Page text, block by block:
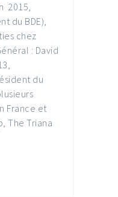
2015,
du BDE),
chez
: David
du
France et
The Triana